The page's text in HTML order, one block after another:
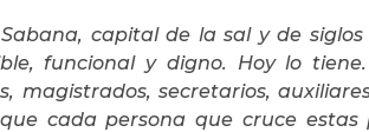
capital de la sal y de
funcional y digno. Hoy lo
magistrados, secretarios,
cada persona que cruce